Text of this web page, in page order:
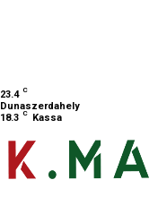
23.4 C
Dunaszerdahely
18.3 C Kassa